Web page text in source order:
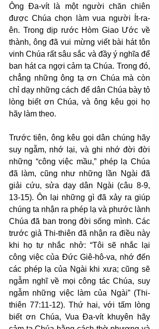
Ông Đa-vít là một người chăn chiên
được Chúa chọn làm vua người Ít-ra-
ên. Trong dịp rước Hòm Giao Ước về
thành, ông đã vui mừng viết bài hát tôn
vinh Chúa rất sâu sắc và đầy ý nghĩa để
ban hát ca ngợi cảm tạ Chúa. Trong đó,
chẳng những ông tạ ơn Chúa mà còn
chỉ dạy những cách để dân Chúa bày tỏ
lòng biết ơn Chúa, và ông kêu gọi họ
hãy làm theo.
Trước tiên, ông kêu gọi dân chúng hãy
suy ngẫm, nhớ lại, và ghi nhớ đời đời
những “công việc mầu,” phép lạ Chúa
đã làm, cũng như những lần Ngài đã
giải cứu, sửa dạy dân Ngài (câu 8-9,
13-15). Ôn lại những gì đã xảy ra giúp
chúng ta nhận ra phép lạ và phước lành
Chúa đã ban trong đời sống mình. Các
trước giả Thi-thiên đã nhận ra điều này
khi họ tự nhắc nhở: “Tôi sẽ nhắc lại
công việc của Đức Giê-hô-va, nhớ đến
các phép lạ của Ngài khi xưa; cũng sẽ
ngẫm nghĩ về mọi công tác Chúa, suy
ngẫm những việc làm của Ngài” (Thi-
thiên 77:11-12). Thứ hai, với tấm lòng
biết ơn Chúa, Vua Đa-vít khuyên hãy